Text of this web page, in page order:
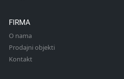
FIRMA
O nama
Prodajni objekti
Kontakt